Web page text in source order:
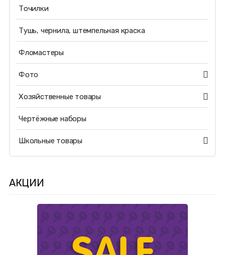
Точилки
Тушь, чернила, штемпельная краска
Фломастеры
Фото
Хозяйственные товары
Чертёжные наборы
Школьные товары
АКЦИИ